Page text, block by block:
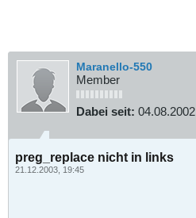
Maranello-550
Member
Dabei seit: 04.08.2002
preg_replace nicht in links
21.12.2003, 19:45